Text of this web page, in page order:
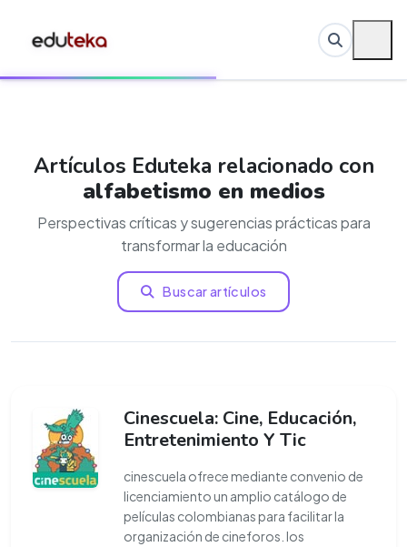
Artículos Eduteka relacionado con
alfabetismo en medios
Perspectivas críticas y sugerencias prácticas para
transformar la educación
Buscar artículos
Cinescuela: Cine, Educación,
Entretenimiento Y Tic
cinescuela ofrece mediante convenio de
licenciamiento un amplio catálogo de
películas colombianas para facilitar la
organización de cineforos. los